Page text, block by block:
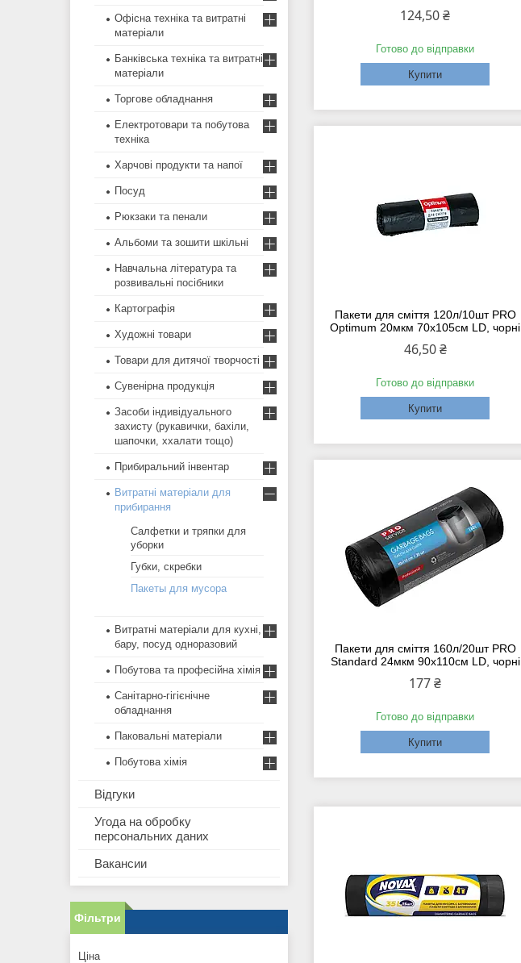
124,50 ₴
Готово до відправки
Купити
Пакети для сміття 120л/10шт PRO
Optimum 20мкм 70х105см LD, чорні
46,50 ₴
Готово до відправки
Купити
Пакети для сміття 160л/20шт PRO
Standard 24мкм 90х110см LD, чорні
177 ₴
Готово до відправки
Купити
Офісна техніка та витратні
матеріали
Банківська техніка та витратні
матеріали
Торгове обладнання
Електротовари та побутова
техніка
Харчові продукти та напої
Посуд
Рюкзаки та пенали
Альбоми та зошити шкільні
Навчальна література та
розвивальні посібники
Картографія
Художні товари
Товари для дитячої творчості
Сувенірна продукція
Засоби індивідуального
захисту (рукавички, бахіли,
шапочки, ххалати тощо)
Прибиральний інвентар
Витратні матеріали для
прибирання
Салфетки и тряпки для
уборки
Губки, скребки
Пакеты для мусора
Витратні матеріали для кухні,
бару, посуд одноразовий
Побутова та професійна хімія
Санітарно-гігієнічне
обладнання
Паковальні матеріали
Побутова хімія
Відгуки
Угода на обробку
персональних даних
Вакансии
Фільтри
Ціна